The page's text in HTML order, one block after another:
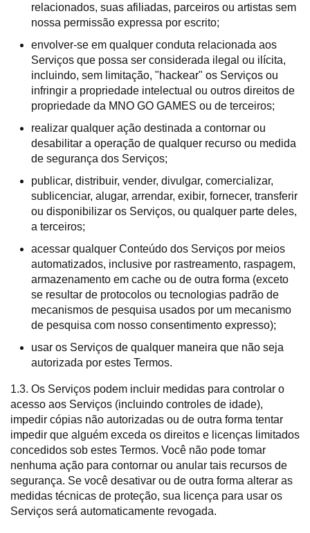
relacionados, suas afiliadas, parceiros ou artistas sem
nossa permissão expressa por escrito;
envolver-se em qualquer conduta relacionada aos
Serviços que possa ser considerada ilegal ou ilícita,
incluindo, sem limitação, "hackear" os Serviços ou
infringir a propriedade intelectual ou outros direitos de
propriedade da MNO GO GAMES ou de terceiros;
realizar qualquer ação destinada a contornar ou
desabilitar a operação de qualquer recurso ou medida
de segurança dos Serviços;
publicar, distribuir, vender, divulgar, comercializar,
sublicenciar, alugar, arrendar, exibir, fornecer, transferir
ou disponibilizar os Serviços, ou qualquer parte deles,
a terceiros;
acessar qualquer Conteúdo dos Serviços por meios
automatizados, inclusive por rastreamento, raspagem,
armazenamento em cache ou de outra forma (exceto
se resultar de protocolos ou tecnologias padrão de
mecanismos de pesquisa usados por um mecanismo
de pesquisa com nosso consentimento expresso);
usar os Serviços de qualquer maneira que não seja
autorizada por estes Termos.
1.3. Os Serviços podem incluir medidas para controlar o
acesso aos Serviços (incluindo controles de idade),
impedir cópias não autorizadas ou de outra forma tentar
impedir que alguém exceda os direitos e licenças limitados
concedidos sob estes Termos. Você não pode tomar
nenhuma ação para contornar ou anular tais recursos de
segurança. Se você desativar ou de outra forma alterar as
medidas técnicas de proteção, sua licença para usar os
Serviços será automaticamente revogada.